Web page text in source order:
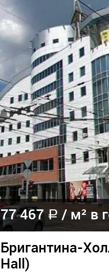
77 467 a / м² в
Бригантина-
Hall)